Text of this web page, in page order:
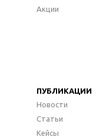
Акции
ПУБЛИКАЦИИ
Новости
Статьи
Кейсы